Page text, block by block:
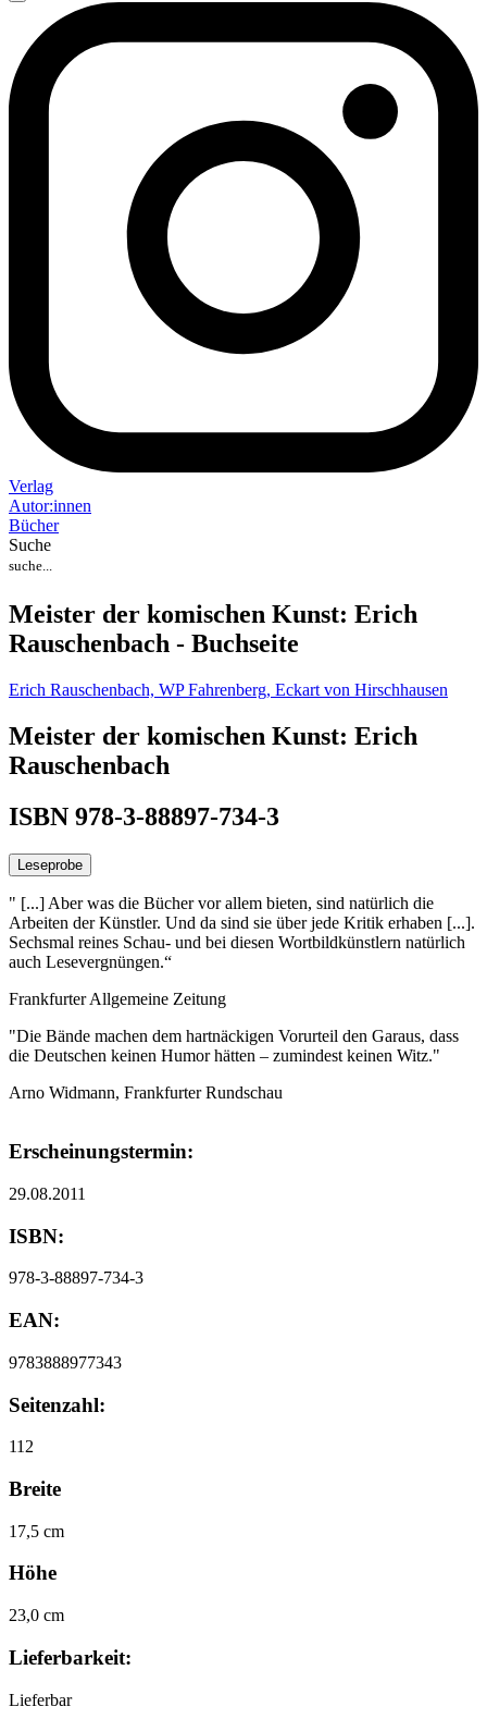
Verlag
Autor:innen
Bücher
Suche
Meister der komischen Kunst: Erich
Rauschenbach - Buchseite
Erich Rauschenbach, WP Fahrenberg, Eckart von Hirschhausen
Meister der komischen Kunst: Erich
Rauschenbach
ISBN 978-3-88897-734-3
Leseprobe
" [...] Aber was die Bücher vor allem bieten, sind natürlich die
Arbeiten der Künstler. Und da sind sie über jede Kritik erhaben [...].
Sechsmal reines Schau- und bei diesen Wortbildkünstlern natürlich
auch Lesevergnüngen.“
Frankfurter Allgemeine Zeitung
"Die Bände machen dem hartnäckigen Vorurteil den Garaus, dass
die Deutschen keinen Humor hätten – zumindest keinen Witz."
Arno Widmann, Frankfurter Rundschau
Erscheinungstermin:
29.08.2011
ISBN:
978-3-88897-734-3
EAN:
9783888977343
Seitenzahl:
112
Breite
17,5 cm
Höhe
23,0 cm
Lieferbarkeit:
Lieferbar